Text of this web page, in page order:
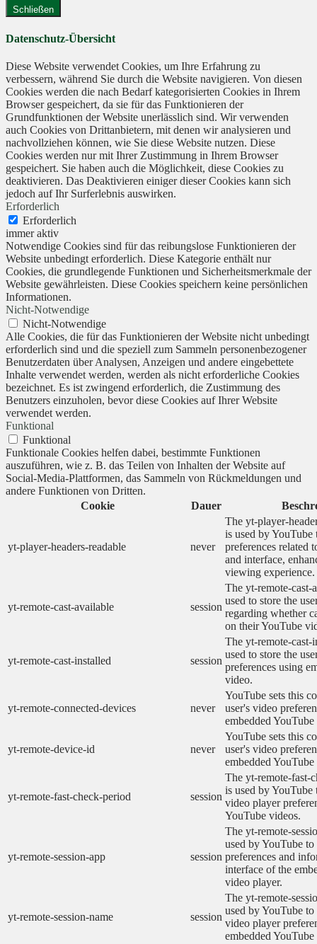
Schließen
Datenschutz-Übersicht
Diese Website verwendet Cookies, um Ihre Erfahrung zu
verbessern, während Sie durch die Website navigieren. Von diesen
Cookies werden die nach Bedarf kategorisierten Cookies in Ihrem
Browser gespeichert, da sie für das Funktionieren der
Grundfunktionen der Website unerlässlich sind. Wir verwenden
auch Cookies von Drittanbietern, mit denen wir analysieren und
nachvollziehen können, wie Sie diese Website nutzen. Diese
Cookies werden nur mit Ihrer Zustimmung in Ihrem Browser
gespeichert. Sie haben auch die Möglichkeit, diese Cookies zu
deaktivieren. Das Deaktivieren einiger dieser Cookies kann sich
jedoch auf Ihr Surferlebnis auswirken.
Erforderlich
Erforderlich
immer aktiv
Notwendige Cookies sind für das reibungslose Funktionieren der
Website unbedingt erforderlich. Diese Kategorie enthält nur
Cookies, die grundlegende Funktionen und Sicherheitsmerkmale der
Website gewährleisten. Diese Cookies speichern keine persönlichen
Informationen.
Nicht-Notwendige
Nicht-Notwendige
Alle Cookies, die für das Funktionieren der Website nicht unbedingt
erforderlich sind und die speziell zum Sammeln personenbezogener
Benutzerdaten über Analysen, Anzeigen und andere eingebettete
Inhalte verwendet werden, werden als nicht erforderliche Cookies
bezeichnet. Es ist zwingend erforderlich, die Zustimmung des
Benutzers einzuholen, bevor diese Cookies auf Ihrer Website
verwendet werden.
Funktional
Funktional
Funktionale Cookies helfen dabei, bestimmte Funktionen
auszuführen, wie z. B. das Teilen von Inhalten der Website auf
Social-Media-Plattformen, das Sammeln von Rückmeldungen und
andere Funktionen von Dritten.
Cookie
Dauer
yt-player-headers-readable never
The yt-player-
is used by YouTube
preferences related
and interface,
viewing experience.
yt-remote-cast-available session
The yt-remote-cast-
used to store the
regarding whether
on their YouTube
yt-remote-cast-installed session
The yt-remote-cast-
used to store the
preferences using
video.
yt-remote-connected-devices never
YouTube sets this
user's video
embedded
yt-remote-device-id never
YouTube sets this
user's video
embedded
yt-remote-fast-check-period session
The yt-remote-fast-
is used by YouTube
video player
YouTube videos.
yt-remote-session-app session
The yt-remote-
used by YouTube to
preferences and
interface of the
video player.
yt-remote-session-name session
The yt-remote-
used by YouTube to
video player
embedded